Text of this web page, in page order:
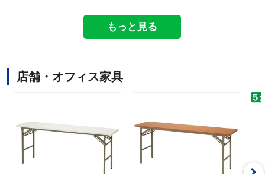
もっと見る
店舗・オフィス家具